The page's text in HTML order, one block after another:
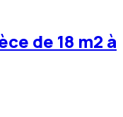
de 18 m2 à